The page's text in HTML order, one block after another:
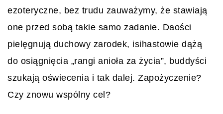
ezoteryczne, bez trudu zauważymy, że stawiają
one przed sobą takie samo zadanie. Daości
pielęgnują duchowy zarodek, isihastowie dążą
do osiągnięcia „rangi anioła za życia”, buddyści
szukają oświecenia i tak dalej. Zapożyczenie?
Czy znowu wspólny cel?